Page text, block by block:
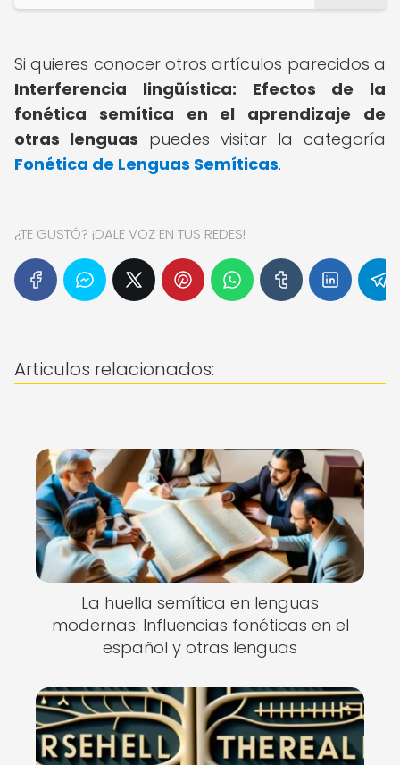
Si quieres conocer otros artículos parecidos a
Interferencia lingüística: Efectos de la
fonética semítica en el aprendizaje de
otras lenguas puedes visitar la categoría
Fonética de Lenguas Semíticas.
¿TE GUSTÓ? ¡DALE VOZ EN TUS REDES!
Articulos relacionados:
La huella semítica en lenguas
modernas: Influencias fonéticas en el
español y otras lenguas